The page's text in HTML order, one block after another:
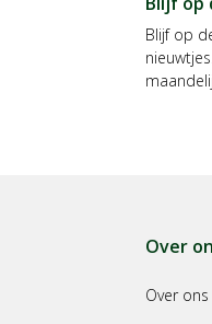
Blijf op
Over
Over ons